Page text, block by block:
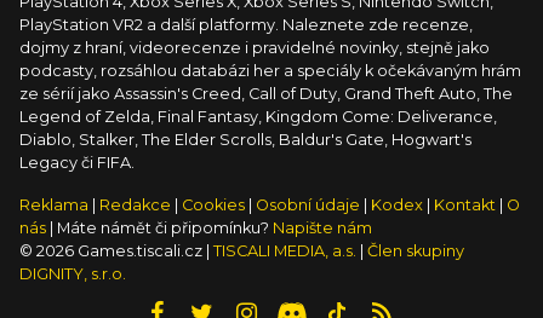
PlayStation VR2 a další platformy. Naleznete zde recenze,
dojmy z hraní, videorecenze i pravidelné novinky, stejně jako
podcasty, rozsáhlou databázi her a speciály k očekávaným hrám
ze sérií jako Assassin's Creed, Call of Duty, Grand Theft Auto, The
Legend of Zelda, Final Fantasy, Kingdom Come: Deliverance,
Diablo, Stalker, The Elder Scrolls, Baldur's Gate, Hogwart's
Legacy či FIFA.
Reklama Redakce Cookies Osobní údaje Kodex Kontakt
O
nás
| Máte námět či připomínku? Napište nám
© 2026 Games.tiscali.cz | TISCALI MEDIA, a.s.
Člen skupiny
DIGNITY, s.r.o.